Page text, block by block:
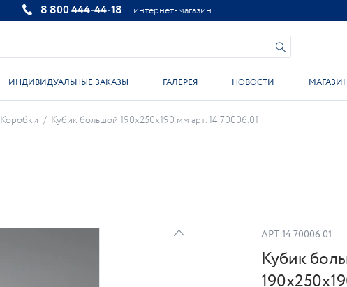
8 800 444-44-18 интернет-магазин
ИНДИВИДУАЛЬНЫЕ ЗАКАЗЫ ГАЛЕРЕЯ НОВОСТИ
Коробки / Кубик большой 190х250х190 мм арт. 14.70006.01
АРТ. 14.70006.01
Кубик